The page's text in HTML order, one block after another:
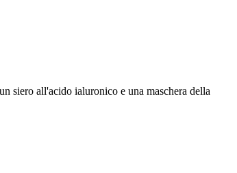
siero all'acido ialuronico e una maschera della